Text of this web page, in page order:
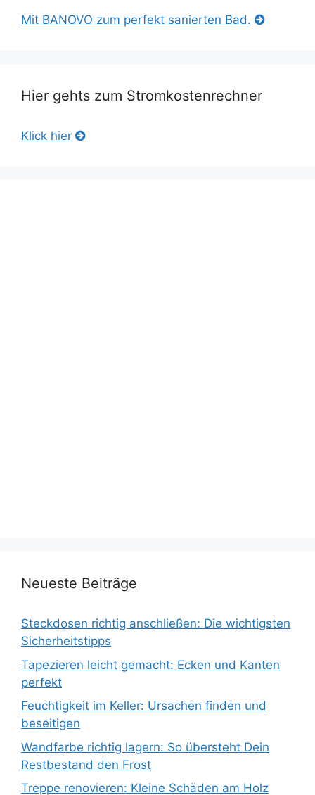
Mit BANOVO zum perfekt sanierten Bad.
Hier gehts zum Stromkostenrechner
Klick hier
Neueste Beiträge
Steckdosen richtig anschließen: Die wichtigsten
Sicherheitstipps
Tapezieren leicht gemacht: Ecken und Kanten
perfekt
Feuchtigkeit im Keller: Ursachen finden und
beseitigen
Wandfarbe richtig lagern: So übersteht Dein
Restbestand den Frost
Treppe renovieren: Kleine Schäden am Holz